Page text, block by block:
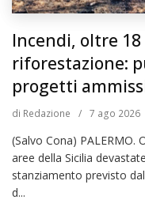
Incendi, oltre
riforestazione:
progetti
di Redazione / 7 ago 2026
(Salvo Cona) PALERMO.
aree della Sicilia
stanziamento previsto
d...